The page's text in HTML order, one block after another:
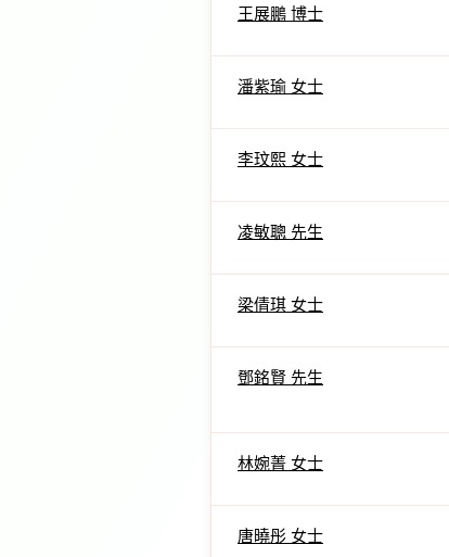
王展鵬 博士
潘紫瑜 女士
李玟熙 女士
凌敏聰 先生
梁倩琪 女士
鄧銘賢 先生
林婉菁 女士
唐曉彤 女士